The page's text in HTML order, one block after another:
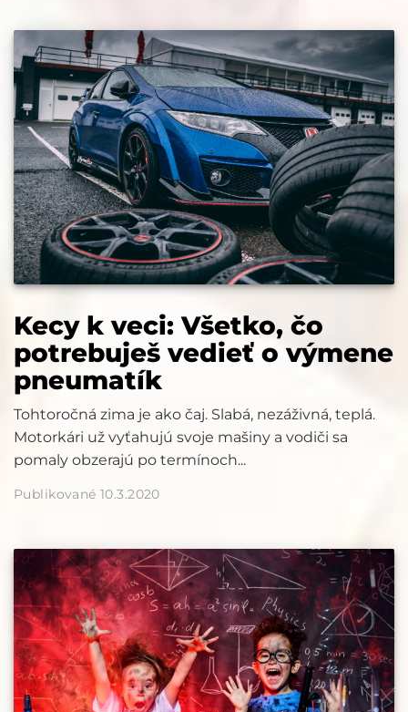
Kecy k veci: Všetko, čo
potrebuješ vedieť o výmene
pneumatík
Tohtoročná zima je ako čaj. Slabá, nezáživná, teplá.
Motorkári už vyťahujú svoje mašiny a vodiči sa
pomaly obzerajú po termínoch...
Publikované 10.3.2020